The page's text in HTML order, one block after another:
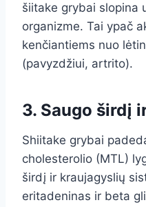
šiitake grybai slopina
organizme. Tai ypač
kenčiantiems nuo
(pavyzdžiui, artrito).
3. Saugo širdį
Shiitake grybai
cholesterolio (MTL)
širdį ir kraujagyslių
eritadeninas ir beta